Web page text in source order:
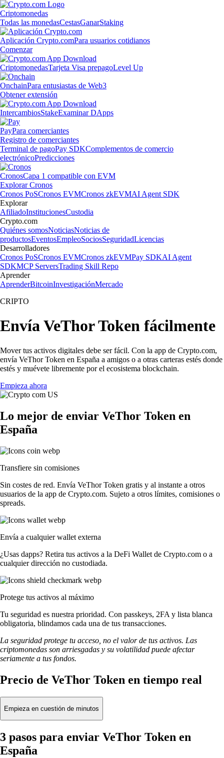
Criptomonedas
Todas las monedasCestasGanarStaking
Aplicación Crypto.comPara usuarios cotidianos
Comenzar
CriptomonedasTarjeta Visa prepagoLevel Up
OnchainPara entusiastas de Web3
Obtener extensión
IntercambiosStakeExaminar DApps
PayPara comerciantes
Registro de comerciantes
Terminal de pagoPay SDKComplementos de comercio
electrónicoPredicciones
CronosCapa 1 compatible con EVM
Explorar Cronos
Cronos PoSCronos EVMCronos zkEVMAI Agent SDK
Explorar
AfiliadoInstitucionesCustodia
Crypto.com
Quiénes somosNoticiasNoticias de
productosEventosEmpleoSociosSeguridadLicencias
Desarrolladores
Cronos PoSCronos EVMCronos zkEVMPay SDKAI Agent
SDKMCP ServersTrading Skill Repo
Aprender
AprenderBitcoinInvestigaciónMercado
CRIPTO
Envía VeThor Token fácilmente
Mover tus activos digitales debe ser fácil. Con la app de Crypto.com,
envía VeThor Token en España a amigos o a otras carteras estés donde
estés y muévete libremente por el ecosistema blockchain.
Empieza ahora
Lo mejor de enviar VeThor Token en
España
Transfiere sin comisiones
Sin costes de red. Envía VeThor Token gratis y al instante a otros
usuarios de la app de Crypto.com. Sujeto a otros límites, comisiones o
spreads.
Envía a cualquier wallet externa
¿Usas dapps? Retira tus activos a la DeFi Wallet de Crypto.com o a
cualquier dirección no custodiada.
Protege tus activos al máximo
Tu seguridad es nuestra prioridad. Con passkeys, 2FA y lista blanca
obligatoria, blindamos cada una de tus transacciones.
La seguridad protege tu acceso, no el valor de tus activos. Las
criptomonedas son arriesgadas y su volatilidad puede afectar
seriamente a tus fondos.
Precio de VeThor Token en tiempo real
Empieza en cuestión de minutos
3 pasos para enviar VeThor Token en
España